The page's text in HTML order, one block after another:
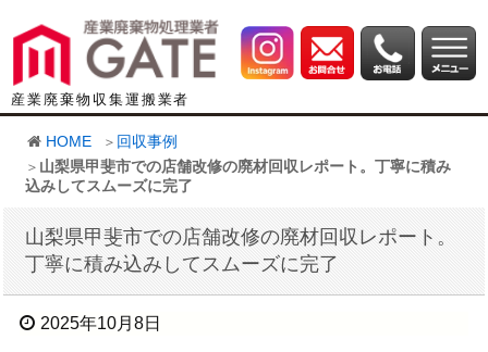
産業廃棄物収集運搬業者
HOME
回収事例
山梨県甲斐市での店舗改修の廃材回収レポート。丁寧に積み
込みしてスムーズに完了
山梨県甲斐市での店舗改修の廃材回収レポート。
丁寧に積み込みしてスムーズに完了
2025年10月8日